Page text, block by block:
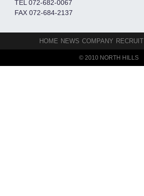
TEL 072-682-0067
FAX 072-684-2137
HOME NEWS COMPANY RECRUIT
© 2010 NORTH HILLS